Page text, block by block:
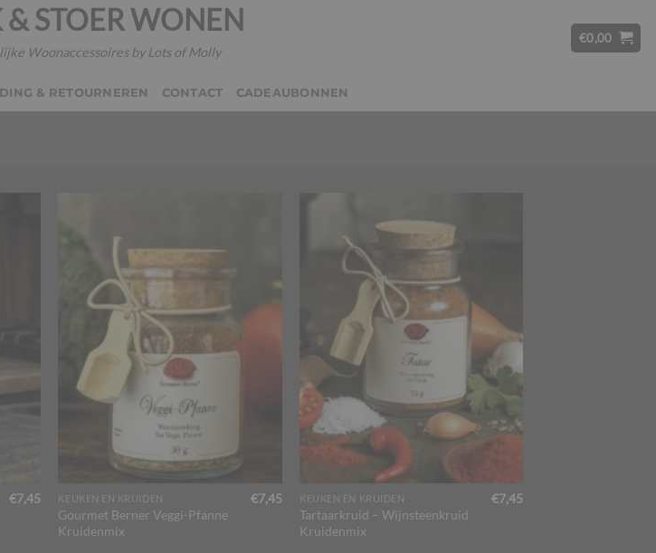
STOER WONEN
Woonaccessoires by Lots of Molly
€0,00
& RETOURNEREN CONTACT CADEAUBONNEN
€7,45 KEUKEN EN KRUIDEN
Gourmet Berner Veggi-Pfanne
Kruidenmix
€7,45 KEUKEN EN KRUIDEN
Tartaarkruid – Wijnsteenkruid
Kruidenmix
€7,45